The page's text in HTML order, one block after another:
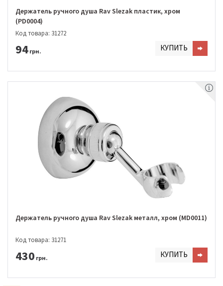
Держатель ручного душа Rav Slezak пластик, хром
(PD0004)
Код товара: 31272
94 грн. КУПИТЬ
Держатель ручного душа Rav Slezak металл, хром (MD0011)
Код товара: 31271
430 грн. КУПИТЬ